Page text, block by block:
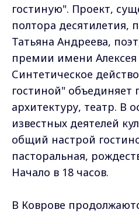
гостиную". Проект,
полтора десятилетия,
Татьяна Андреева,
премии имени
Синтетическое
гостиной" объединяет
архитектуру, театр. В
известных деятелей
общий настрой
пасторальная,
Начало в 18 часов.
В Коврове